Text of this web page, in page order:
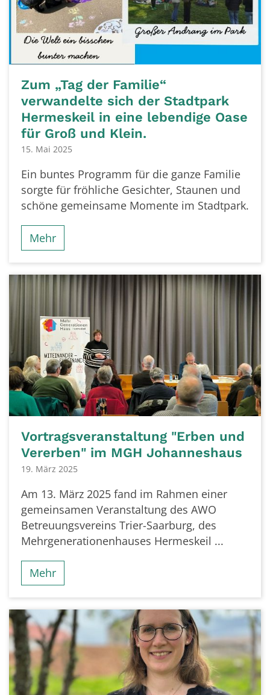
Zum „Tag der Familie“
verwandelte sich der Stadtpark
Hermeskeil in eine lebendige Oase
für Groß und Klein.
15. Mai 2025
Ein buntes Programm für die ganze Familie
sorgte für fröhliche Gesichter, Staunen und
schöne gemeinsame Momente im Stadtpark.
Mehr
Vortragsveranstaltung "Erben und
Vererben" im MGH Johanneshaus
19. März 2025
Am 13. März 2025 fand im Rahmen einer
gemeinsamen Veranstaltung des AWO
Betreuungsvereins Trier-Saarburg, des
Mehrgenerationenhauses Hermeskeil ...
Mehr